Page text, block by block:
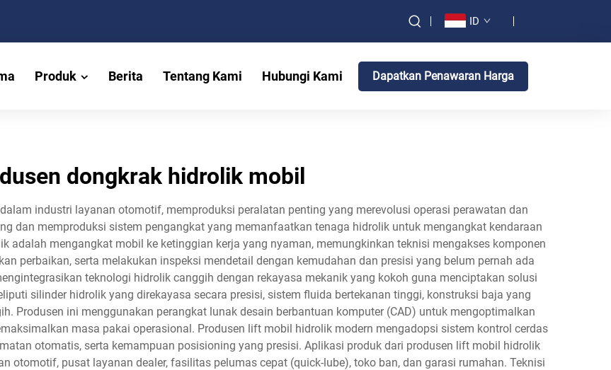
ID
Produk Berita Tentang Kami Hubungi Kami Dapatkan Penawaran Harga
dongkrak hidrolik mobil
industri layanan otomotif, memproduksi peralatan penting yang merevolusi operasi perawatan dan
dan memproduksi sistem pengangkat yang memanfaatkan tenaga hidrolik untuk mengangkat kendaraan
adalah mengangkat mobil ke ketinggian kerja yang nyaman, memungkinkan teknisi mengakses komponen
perbaikan, serta melakukan inspeksi mendetail dengan kemudahan dan presisi yang belum pernah ada
teknologi hidrolik canggih dengan rekayasa mekanik yang kokoh guna menciptakan solusi
silinder hidrolik yang direkayasa secara presisi, sistem fluida bertekanan tinggi, konstruksi baja yang
Produsen ini menggunakan perangkat lunak desain berbantuan komputer (CAD) untuk mengoptimalkan
masa pakai operasional. Produsen lift mobil hidrolik modern mengadopsi sistem kontrol cerdas
otomatis, serta kemampuan posisioning yang presisi. Aplikasi produk dari produsen lift mobil hidrolik
otomotif, pusat layanan dealer, fasilitas pelumas cepat (quick-lube), toko ban, dan garasi rumahan. Teknisi